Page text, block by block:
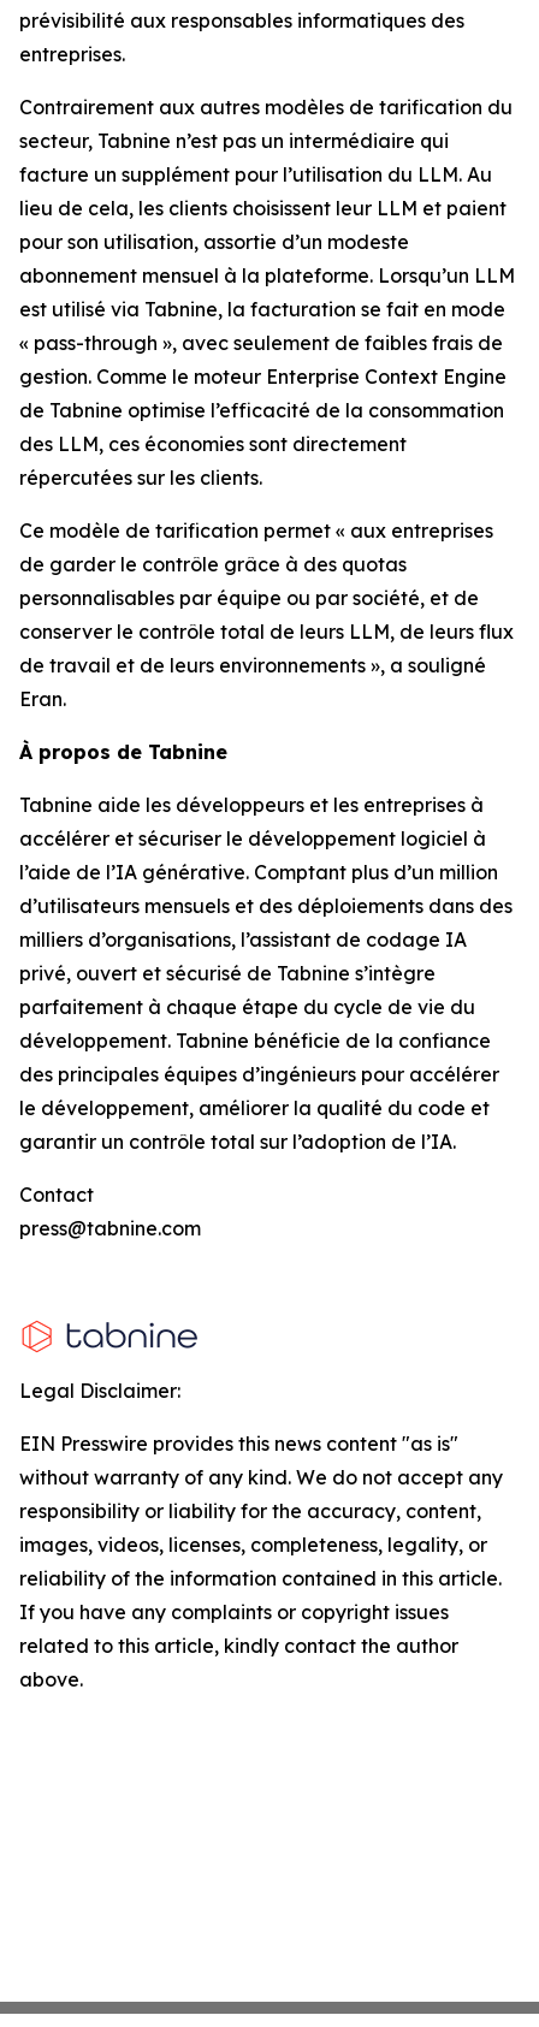
prévisibilité aux responsables informatiques des
entreprises.
Contrairement aux autres modèles de tarification du
secteur, Tabnine n’est pas un intermédiaire qui
facture un supplément pour l’utilisation du LLM. Au
lieu de cela, les clients choisissent leur LLM et paient
pour son utilisation, assortie d’un modeste
abonnement mensuel à la plateforme. Lorsqu’un LLM
est utilisé via Tabnine, la facturation se fait en mode
« pass-through », avec seulement de faibles frais de
gestion. Comme le moteur Enterprise Context Engine
de Tabnine optimise l’efficacité de la consommation
des LLM, ces économies sont directement
répercutées sur les clients.
Ce modèle de tarification permet « aux entreprises
de garder le contrôle grâce à des quotas
personnalisables par équipe ou par société, et de
conserver le contrôle total de leurs LLM, de leurs flux
de travail et de leurs environnements », a souligné
Eran.
À propos de Tabnine
Tabnine aide les développeurs et les entreprises à
accélérer et sécuriser le développement logiciel à
l’aide de l’IA générative. Comptant plus d’un million
d’utilisateurs mensuels et des déploiements dans des
milliers d’organisations, l’assistant de codage IA
privé, ouvert et sécurisé de Tabnine s’intègre
parfaitement à chaque étape du cycle de vie du
développement. Tabnine bénéficie de la confiance
des principales équipes d’ingénieurs pour accélérer
le développement, améliorer la qualité du code et
garantir un contrôle total sur l’adoption de l’IA.
Contact
press@tabnine.com
Legal Disclaimer:
EIN Presswire provides this news content "as is"
without warranty of any kind. We do not accept any
responsibility or liability for the accuracy, content,
images, videos, licenses, completeness, legality, or
reliability of the information contained in this article.
If you have any complaints or copyright issues
related to this article, kindly contact the author
above.